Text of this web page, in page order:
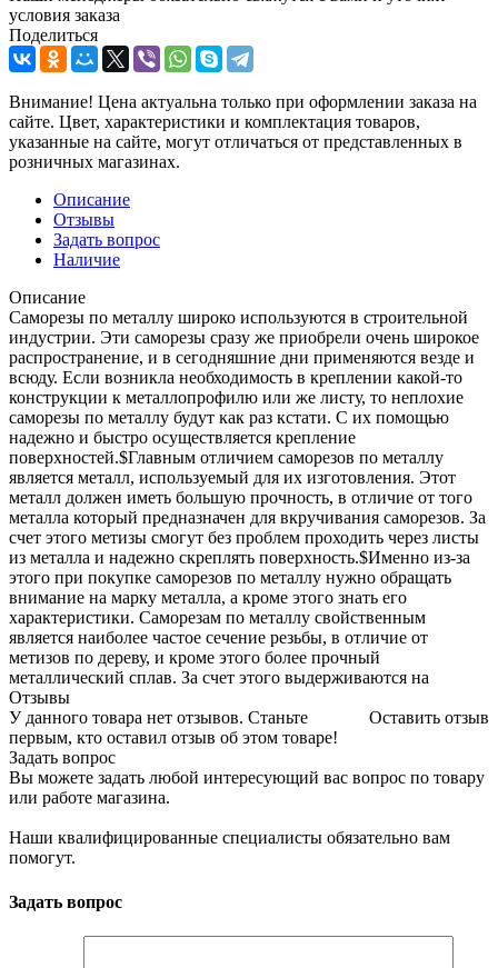
условия заказа
Поделиться
Внимание! Цена актуальна только при оформлении заказа на
сайте. Цвет, характеристики и комплектация товаров,
указанные на сайте, могут отличаться от представленных в
розничных магазинах.
Описание
Отзывы
Задать вопрос
Наличие
Описание
Саморезы по металлу широко используются в строительной
индустрии. Эти саморезы сразу же приобрели очень широкое
распространение, и в сегодняшние дни применяются везде и
всюду. Если возникла необходимость в креплении какой-то
конструкции к металлопрофилю или же листу, то неплохие
саморезы по металлу будут как раз кстати. С их помощью
надежно и быстро осуществляется крепление
поверхностей.$Главным отличием саморезов по металлу
является металл, используемый для их изготовления. Этот
металл должен иметь большую прочность, в отличие от того
металла который предназначен для вкручивания саморезов. За
счет этого метизы смогут без проблем проходить через листы
из металла и надежно скреплять поверхность.$Именно из-за
этого при покупке саморезов по металлу нужно обращать
внимание на марку металла, а кроме этого знать его
характеристики. Саморезам по металлу свойственным
является наиболее частое сечение резьбы, в отличие от
метизов по дереву, и кроме этого более прочный
металлический сплав. За счет этого выдерживаются на
Отзывы
Оставить отзыв
У данного товара нет отзывов. Станьте
первым, кто оставил отзыв об этом товаре!
Задать вопрос
Вы можете задать любой интересующий вас вопрос по товару
или работе магазина.
Наши квалифицированные специалисты обязательно вам
помогут.
Задать вопрос